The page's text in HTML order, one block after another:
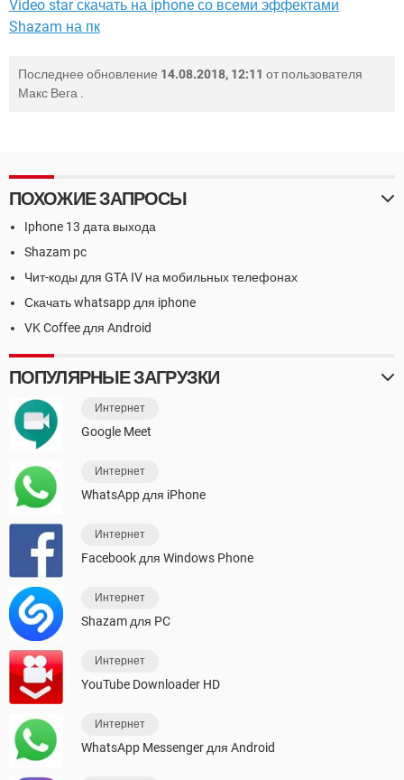
Video star скачать на iphone со всеми эффектами
Shazam на пк
Последнее обновление 14.08.2018, 12:11 от пользователя
Макс Вега .
ПОХОЖИЕ ЗАПРОСЫ
Iphone 13 дата выхода
Shazam pc
Чит-коды для GTA IV на мобильных телефонах
Скачать whatsapp для iphone
VK Coffee для Android
ПОПУЛЯРНЫЕ ЗАГРУЗКИ
Интернет
Google Meet
Интернет
WhatsApp для iPhone
Интернет
Facebook для Windows Phone
Интернет
Shazam для PC
Интернет
YouTube Downloader HD
Интернет
WhatsApp Messenger для Android